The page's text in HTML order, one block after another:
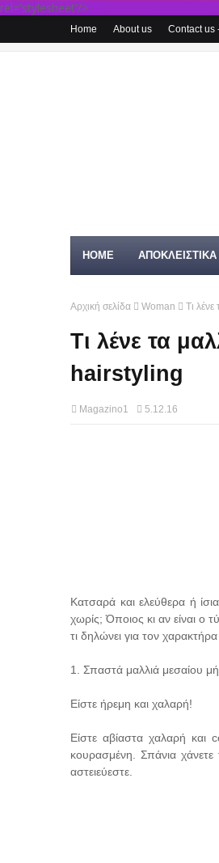
rel='stylesheet'/>
Home About us Contact us
HOME ΑΠΟΚΛΕΙΣΤΙΚΑ
Αρχική σελίδα Woman Τι
Τι λένε τα
hairstyling
Magazino1 5.12.16
Κατσαρά και ελεύθερα ή
χωρίς; Όποιος κι αν είναι ο
τι δηλώνει για τον
1. Σπαστά μαλλιά μεσαίου
Είστε ήρεμη και χαλαρή!
Είστε αβίαστα χαλαρή και
κουρασμένη. Σπάνια
αστειεύεστε.